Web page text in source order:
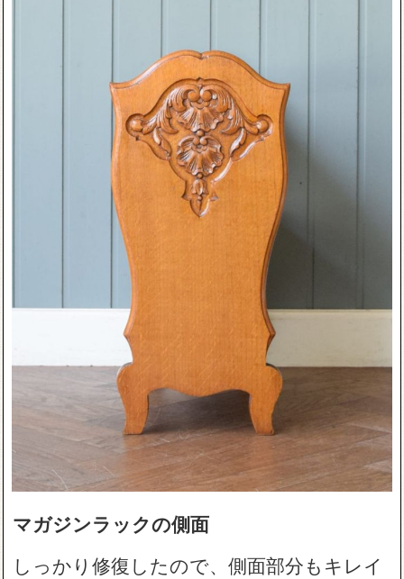
マガジンラックの側面
しっかり修復したので、側面部分もキレイ